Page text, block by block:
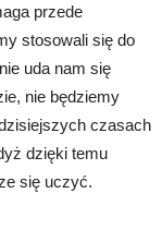
przede
stosowali się do
uda nam się
nie będziemy
czasach
dzięki temu
się uczyć.